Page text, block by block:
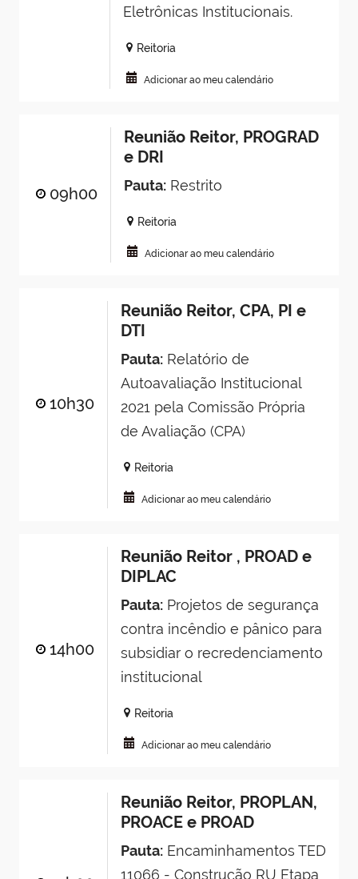
Eletrônicas Institucionais.
Reitoria
Adicionar ao meu calendário
09h00
Reunião Reitor, PROGRAD
e DRI
Pauta:Restrito
Reitoria
Adicionar ao meu calendário
10h30
Reunião Reitor, CPA, PI e
DTI
Pauta:Relatório de
Autoavaliação Institucional
2021 pela Comissão Própria
de Avaliação (CPA)
Reitoria
Adicionar ao meu calendário
14h00
Reunião Reitor , PROAD e
DIPLAC
Pauta:Projetos de segurança
contra incêndio e pânico para
subsidiar o recredenciamento
institucional
Reitoria
Adicionar ao meu calendário
Reunião Reitor, PROPLAN,
PROACE e PROAD
Pauta:Encaminhamentos TED
11066 - Construção RU Etapa